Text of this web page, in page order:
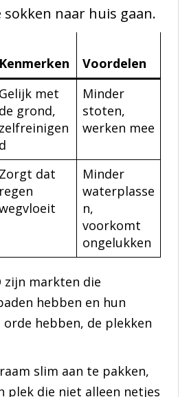
naar huis gaan.
Kenmerken
Voordelen
Gelijk met
de grond,
zelfreinigen
d
Minder
stoten,
werken mee
Zorgt dat
regen
Minder
waterplasse
n,
voorkomt
ongelukken
zijn markten die
hebben en hun
hebben, de plekken
slim aan te pakken,
plek die niet alleen netjes